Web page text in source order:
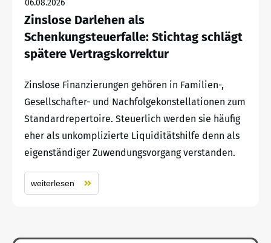
06.08.2026
Zinslose Darlehen als
Schenkungsteuerfalle: Stichtag schlägt
spätere Vertragskorrektur
Zinslose Finanzierungen gehören in Familien-,
Gesellschafter- und Nachfolgekonstellationen zum
Standardrepertoire. Steuerlich werden sie häufig
eher als unkomplizierte Liquiditätshilfe denn als
eigenständiger Zuwendungsvorgang verstanden.
weiterlesen